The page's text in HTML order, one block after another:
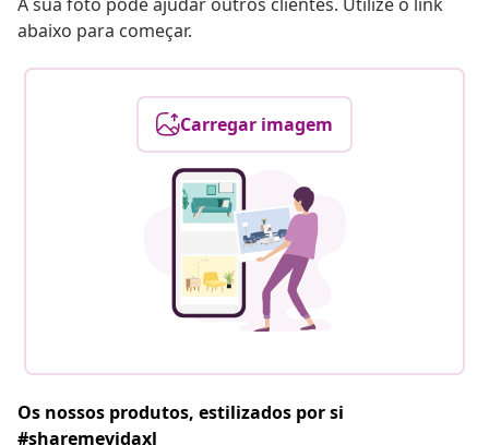
abaixo para começar.
Carregar imagem
Os nossos produtos, estilizados por si
#sharemevidaxl